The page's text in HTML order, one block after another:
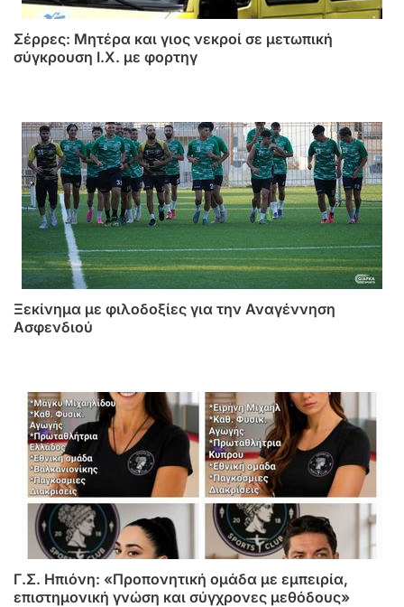
Σέρρες: Μητέρα και γιος νεκροί σε μετωπική
σύγκρουση Ι.Χ. με φορτηγ
Ξεκίνημα με φιλοδοξίες για την Αναγέννηση
Ασφενδιού
Γ.Σ. Ηπιόνη: «Προπονητική ομάδα με εμπειρία,
επιστημονική γνώση και σύγχρονες μεθόδους»